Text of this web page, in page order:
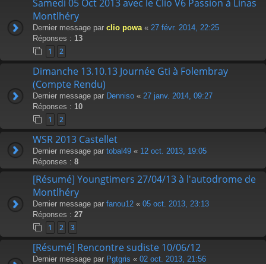
Samedi 05 Oct 2013 avec le Clio V6 Passion à Linas
Montlhéry
Dernier message par clio powa « 27 févr. 2014, 22:25
Réponses : 13
1 2
Dimanche 13.10.13 Journée Gti à Folembray
(Compte Rendu)
Dernier message par Denniso « 27 janv. 2014, 09:27
Réponses : 10
1 2
WSR 2013 Castellet
Dernier message par tobal49 « 12 oct. 2013, 19:05
Réponses : 8
[Résumé] Youngtimers 27/04/13 à l'autodrome de
Montlhéry
Dernier message par fanou12 « 05 oct. 2013, 23:13
Réponses : 27
1 2 3
[Résumé] Rencontre sudiste 10/06/12
Dernier message par Pgtgris « 02 oct. 2013, 21:56